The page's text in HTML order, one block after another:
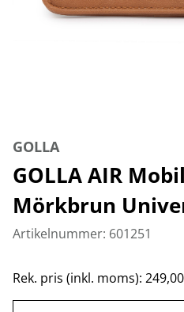
GOLLA
GOLLA AIR
Mörkbrun
Artikelnummer: 601251
Rek. pris (inkl. moms):